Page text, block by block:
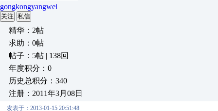
gongkongyangwei
关注 私信
精华：2帖
求助：0帖
帖子：5帖 | 138回
年度积分：0
历史总积分：340
注册：2011年3月08日
发表于：2013-01-15 20:51:48